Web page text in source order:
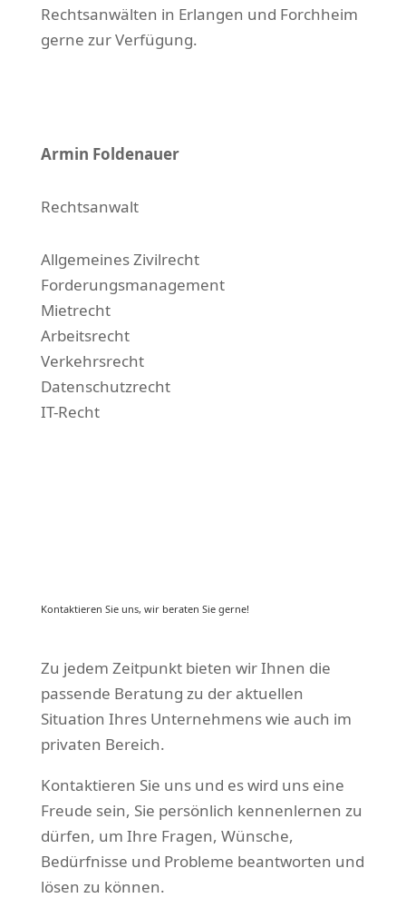
Rechtsanwälten in Erlangen und Forchheim
gerne zur Verfügung.
Armin Foldenauer
Rechtsanwalt
Allgemeines Zivilrecht
Forderungsmanagement
Mietrecht
Arbeitsrecht
Verkehrsrecht
Datenschutzrecht
IT-Recht
Kontaktieren Sie uns, wir beraten Sie gerne!
Zu jedem Zeitpunkt bieten wir Ihnen die
passende Beratung zu der aktuellen
Situation Ihres Unternehmens wie auch im
privaten Bereich.
Kontaktieren Sie uns und es wird uns eine
Freude sein, Sie persönlich kennenlernen zu
dürfen, um Ihre Fragen, Wünsche,
Bedürfnisse und Probleme beantworten und
lösen zu können.